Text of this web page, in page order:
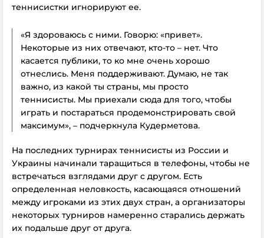
теннисистки игнорируют ее.
«Я здороваюсь с ними. Говорю: «привет».
Некоторые из них отвечают, кто-то – нет. Что
касается публики, то ко мне очень хорошо
отнеслись. Меня поддерживают. Думаю, не так
важно, из какой ты страны, мы просто
теннисисты. Мы приехали сюда для того, чтобы
играть и постараться продемонстрировать свой
максимум», – подчеркнула Кудерметова.
На последних турнирах теннисисты из России и
Украины начинали таращиться в телефоны, чтобы не
встречаться взглядами друг с другом. Есть
определенная неловкость, касающаяся отношений
между игроками из этих двух стран, а организаторы
некоторых турниров намеренно старались держать
их подальше друг от друга.